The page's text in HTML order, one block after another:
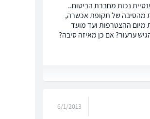
מנת לקבל פנסיית נכות מחברת הביטוח..
מהסיבה של תקופת אכשרה,
הועברו 60 תשלומים חודשיים לפחות מיום ההצטרפות ועד מועד
ערעור? אם כן מאיזה סיבה?
6/1/2013